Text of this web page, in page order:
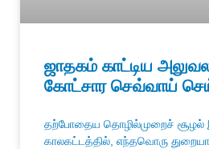
ஜாதகம் காட்டிய
கோட்சார செவ்வாய்
தற்போதைய தொழில்முறைச்
காலகட்டத்தில், எந்தவொரு